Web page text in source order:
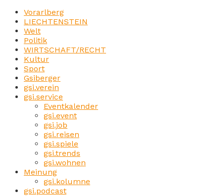
Vorarlberg
LIECHTENSTEIN
Welt
Politik
WIRTSCHAFT/RECHT
Kultur
Sport
Gsiberger
gsi.verein
gsi.service
Eventkalender
gsi.event
gsi.job
gsi.reisen
gsi.spiele
gsi.trends
gsi.wohnen
Meinung
gsi.kolumne
gsi.podcast